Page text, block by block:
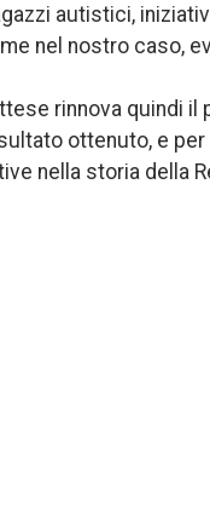
autistici,
nel nostro caso,
rinnova quindi
ottenuto, e
nella storia della